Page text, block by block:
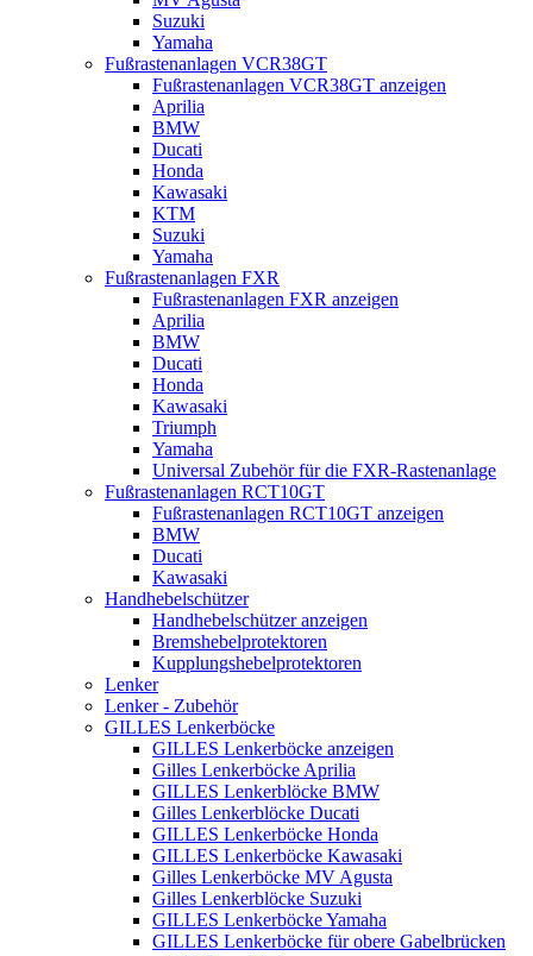
Suzuki
Yamaha
Fußrastenanlagen VCR38GT
Fußrastenanlagen VCR38GT anzeigen
Aprilia
BMW
Ducati
Honda
Kawasaki
KTM
Suzuki
Yamaha
Fußrastenanlagen FXR
Fußrastenanlagen FXR anzeigen
Aprilia
BMW
Ducati
Honda
Kawasaki
Triumph
Yamaha
Universal Zubehör für die FXR-Rastenanlage
Fußrastenanlagen RCT10GT
Fußrastenanlagen RCT10GT anzeigen
BMW
Ducati
Kawasaki
Handhebelschützer
Handhebelschützer anzeigen
Bremshebelprotektoren
Kupplungshebelprotektoren
Lenker
Lenker - Zubehör
GILLES Lenkerböcke
GILLES Lenkerböcke anzeigen
Gilles Lenkerböcke Aprilia
GILLES Lenkerblöcke BMW
Gilles Lenkerblöcke Ducati
GILLES Lenkerböcke Honda
GILLES Lenkerböcke Kawasaki
Gilles Lenkerböcke MV Agusta
Gilles Lenkerblöcke Suzuki
GILLES Lenkerböcke Yamaha
GILLES Lenkerböcke für obere Gabelbrücken